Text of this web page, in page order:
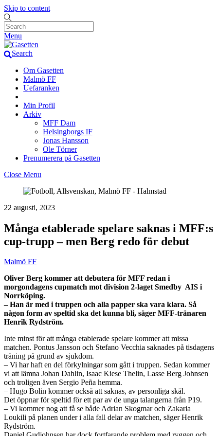
Skip to content
Menu
Search
Om Gasetten
Malmö FF
Uefaranken
Min Profil
Arkiv
MFF Dam
Helsingborgs IF
Jonas Hansson
Ole Törner
Prenumerera på Gasetten
Close Menu
22 augusti, 2023
Många etablerade spelare saknas i MFF:s
cup-trupp – men Berg redo för debut
Malmö FF
Oliver Berg kommer att debutera för MFF redan i
morgondagens cupmatch mot division 2-laget Smedby AIS i
Norrköping.
– Han är med i truppen och alla papper ska vara klara. Så
någon form av speltid ska det kunna bli, säger MFF-tränaren
Henrik Rydström.
Inte minst för att många etablerade spelare kommer att missa
matchen. Pontus Jansson och Stefano Vecchia saknades på tisdagens
träning på grund av sjukdom.
– Vi har haft en del förkylningar som gått i truppen. Sedan kommer
vi att lämna Johan Dahlin, Isaac Kiese Thelin, Lasse Berg Johnsen
och troligen även Sergio Peña hemma.
– Hugo Bolin kommer också att saknas, av personliga skäl.
Det öppnar för speltid för ett par av de unga talangerna från P19.
– Vi kommer nog att få se både Adrian Skogmar och Zakaria
Loukili på planen under i alla fall delar av matchen, säger Henrik
Rydström.